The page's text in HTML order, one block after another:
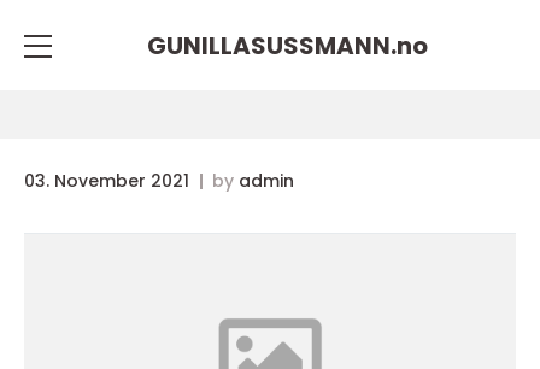
GUNILLASUSSMANN.no
03. November 2021 by admin